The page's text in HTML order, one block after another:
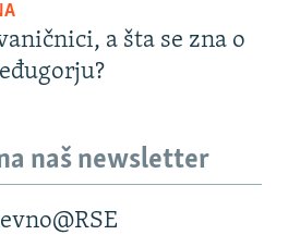
a šta se zna o
naš newsletter